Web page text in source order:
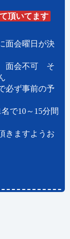
頂いてます
面会曜日が決
面会不可 そ
必ず事前の予
で10～15分間
きますようお